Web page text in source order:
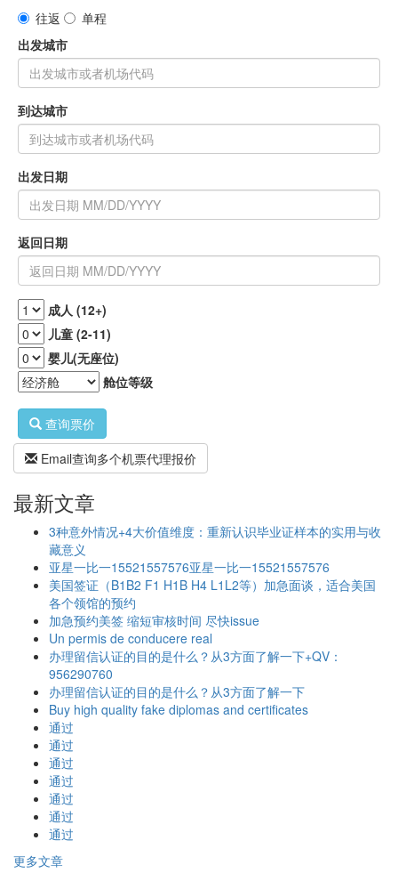
往返
单程
出发城市
到达城市
出发日期
返回日期
成人 (12+)
儿童 (2-11)
婴儿(无座位)
舱位等级
查询票价
Email查询多个机票代理报价
最新文章
3种意外情况+4大价值维度：重新认识毕业证样本的实用与收
藏意义
亚星一比一15521557576亚星一比一15521557576
美国签证（B1B2 F1 H1B H4 L1L2等）加急面谈，适合美国
各个领馆的预约
加急预约美签 缩短审核时间 尽快issue
Un permis de conducere real
办理留信认证的目的是什么？从3方面了解一下+QV：
956290760
办理留信认证的目的是什么？从3方面了解一下
Buy high quality fake diplomas and certificates
通过
通过
通过
通过
通过
通过
通过
更多文章